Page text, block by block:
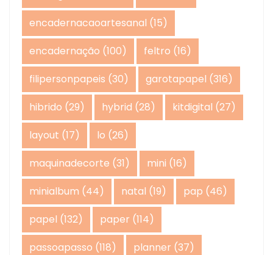
encadernacaoartesanal (15)
encadernação (100) feltro (16)
filipersonpapeis (30) garotapapel (316)
hibrido (29) hybrid (28) kitdigital (27)
layout (17) lo (26)
maquinadecorte (31) mini (16)
minialbum (44) natal (19) pap (46)
papel (132) paper (114)
passoapasso (118) planner (37)